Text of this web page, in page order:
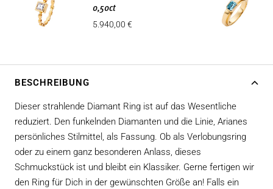
BESCHREIBUNG
Dieser strahlende Diamant Ring ist auf das Wesentliche
reduziert. Den funkelnden Diamanten und die Linie, Arianes
persönliches Stilmittel, als Fassung. Ob als Verlobungsring
oder zu einem ganz besonderen Anlass, dieses
Schmuckstück ist und bleibt ein Klassiker. Gerne fertigen wir
den Ring für Dich in der gewünschten Größe an! Falls ein
0,50ct
Angebotspreis
5.940,00 €